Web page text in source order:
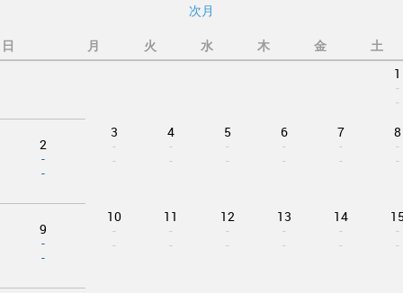
次月
日 月 火 水 木 金
土
1
-
-
2
-
-
3
-
-
4
-
-
5
-
-
6
-
-
7
-
-
8
-
-
9
-
-
10
-
-
11
-
-
12
-
-
13
-
-
14
-
-
-
-